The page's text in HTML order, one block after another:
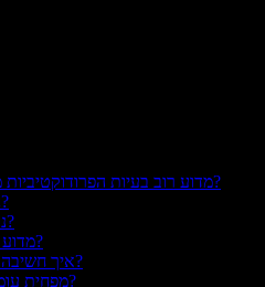
מדוע רוב בעיות הפרודוקטיביות מתחילות לפני שיש משימות?
מה Speechify נבנה לעשות?
למה Todoist AI נבנה בעצם?
מדוע חשוב להבין לפני אוטומציה?
איך חשיבה קולית משנה פרודוקטיביות?
למה Speechify מפחית עומס משימות?